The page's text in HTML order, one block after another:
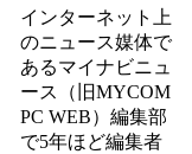
インターネット上
のニュース媒体で
あるマイナビニュ
ース（旧MYCOM
PC WEB）編集部
で5年ほど編集者